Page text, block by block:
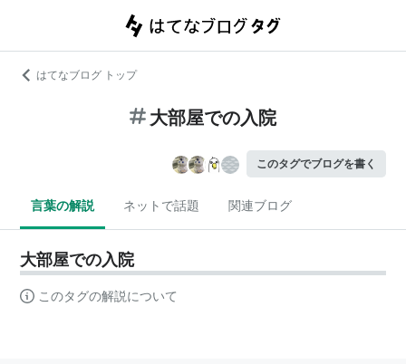
はてなブログ トップ
大部屋での入院
このタグでブログを書く
言葉の解説 ネットで話題 関連ブログ
大部屋での入院
このタグの解説について